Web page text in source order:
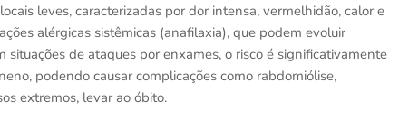
leves, caracterizadas por dor intensa, vermelhidão, calor e
alérgicas sistêmicas (anafilaxia), que podem evoluir
de ataques por enxames, o risco é significativamente
podendo causar complicações como rabdomiólise,
extremos, levar ao óbito.